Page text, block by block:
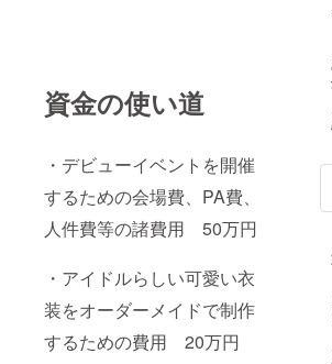
資金の使い道
・デビューイベントを開催
するための会場費、PA費、
人件費等の諸費用 50万円
・アイドルらしい可愛い衣
装をオーダーメイドで制作
するための費用 20万円